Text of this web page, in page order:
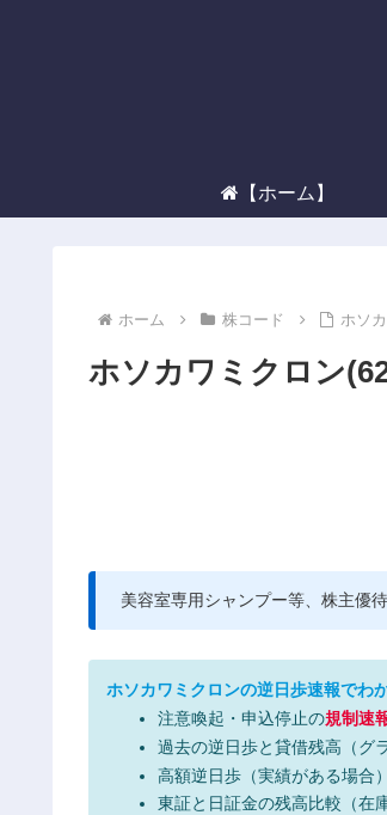
【ホーム】
ホーム 株コード ホソ
ホソカワミクロン
美容室専用シャンプー等、株主優
ホソカワミクロンの逆日歩速報でわ
注意喚起・申込停止の規制速
過去の逆日歩と貸借残高（グ
高額逆日歩（実績がある場合）
東証と日証金の残高比較（在